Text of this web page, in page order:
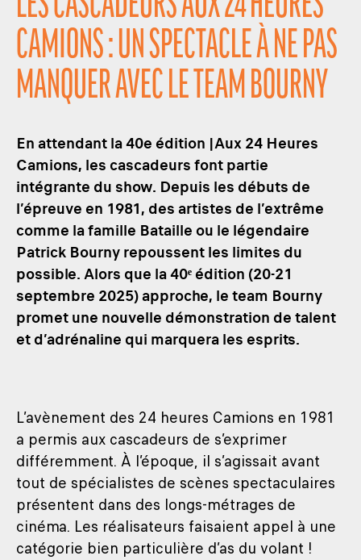
CAMIONS : UN SPECTACLE À NE PAS
MANQUER AVEC LE TEAM BOURNY
En attendant la 40e édition |Aux 24 Heures
Camions, les cascadeurs font partie
intégrante du show. Depuis les débuts de
l’épreuve en 1981, des artistes de l’extrême
comme la famille Bataille ou le légendaire
Patrick Bourny repoussent les limites du
possible. Alors que la 40ᵉ édition (20-21
septembre 2025) approche, le team Bourny
promet une nouvelle démonstration de talent
et d’adrénaline qui marquera les esprits.
L’avènement des 24 heures Camions en 1981
a permis aux cascadeurs de s’exprimer
différemment. À l’époque, il s’agissait avant
tout de spécialistes de scènes spectaculaires
présentent dans des longs-métrages de
cinéma. Les réalisateurs faisaient appel à une
catégorie bien particulière d’as du volant !